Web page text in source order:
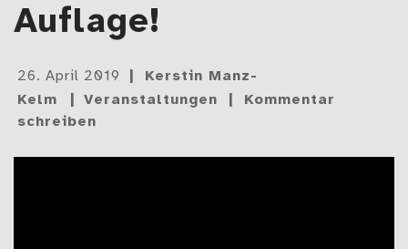
Auflage!
Gepostet
am
26. April 2019
Kerstin Manz-
Kelm
Veranstaltungen
Kommentar
schreiben